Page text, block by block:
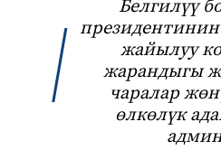
Белгилүү
жайылуу
жарандыгы
чаралар
өлкөлүк